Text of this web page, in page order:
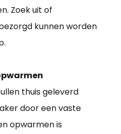
Zoek uit of
kunnen worden
thuis geleverd
door een vaste
opwarmen is